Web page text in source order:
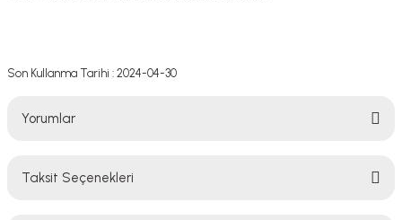
Son Kullanma Tarihi : 2024-04-30
Yorumlar
Taksit Seçenekleri